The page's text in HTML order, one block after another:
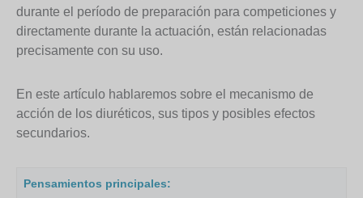
durante el período de preparación para competiciones y
directamente durante la actuación, están relacionadas
precisamente con su uso.
En este artículo hablaremos sobre el mecanismo de
acción de los diuréticos, sus tipos y posibles efectos
secundarios.
Pensamientos principales: